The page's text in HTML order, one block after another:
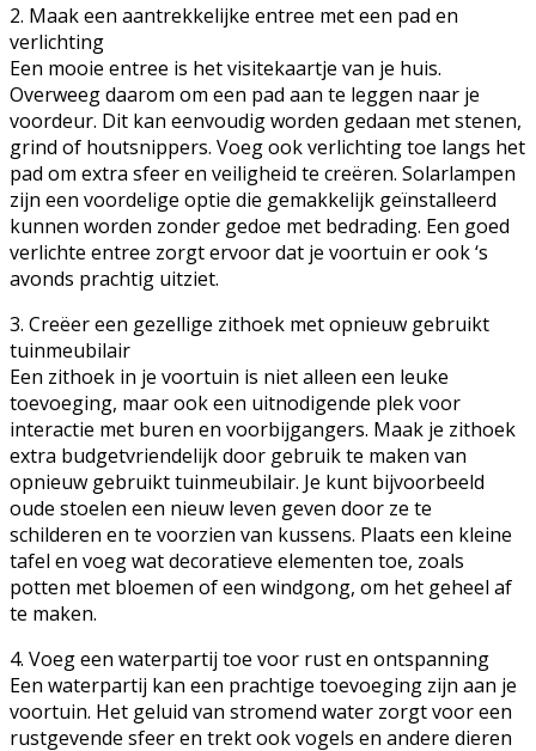
2. Maak een aantrekkelijke entree met een pad en
verlichting
Een mooie entree is het visitekaartje van je huis.
Overweeg daarom om een pad aan te leggen naar je
voordeur. Dit kan eenvoudig worden gedaan met stenen,
grind of houtsnippers. Voeg ook verlichting toe langs het
pad om extra sfeer en veiligheid te creëren. Solarlampen
zijn een voordelige optie die gemakkelijk geïnstalleerd
kunnen worden zonder gedoe met bedrading. Een goed
verlichte entree zorgt ervoor dat je voortuin er ook ‘s
avonds prachtig uitziet.
3. Creëer een gezellige zithoek met opnieuw gebruikt
tuinmeubilair
Een zithoek in je voortuin is niet alleen een leuke
toevoeging, maar ook een uitnodigende plek voor
interactie met buren en voorbijgangers. Maak je zithoek
extra budgetvriendelijk door gebruik te maken van
opnieuw gebruikt tuinmeubilair. Je kunt bijvoorbeeld
oude stoelen een nieuw leven geven door ze te
schilderen en te voorzien van kussens. Plaats een kleine
tafel en voeg wat decoratieve elementen toe, zoals
potten met bloemen of een windgong, om het geheel af
te maken.
4. Voeg een waterpartij toe voor rust en ontspanning
Een waterpartij kan een prachtige toevoeging zijn aan je
voortuin. Het geluid van stromend water zorgt voor een
rustgevende sfeer en trekt ook vogels en andere dieren